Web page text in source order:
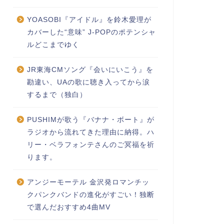
YOASOBI『アイドル』を鈴木愛理が
カバーした“意味” J-POPのポテンシャ
ルどこまでゆく
JR東海CMソング『会いにいこう』を
勘違い、UAの歌に聴き入ってから涙
するまで（独白）
PUSHIMが歌う『バナナ・ボート』が
ラジオから流れてきた理由に納得。ハ
リー・ベラフォンテさんのご冥福を祈
ります。
アンジーモーテル 金沢発ロマンチッ
クパンクバンドの進化がすごい！独断
で選んだおすすめ4曲MV